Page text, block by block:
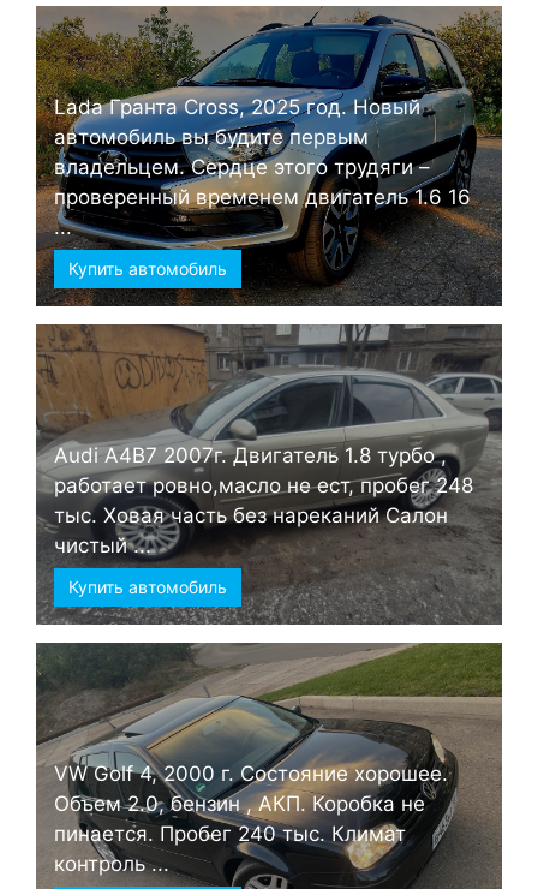
Lada Гранта Cross, 2025 год. Новый
автомобиль вы будите первым
владельцем. Сердце этого трудяги –
проверенный временем двигатель 1.6 16
...
Купить автомобиль
Audi А4B7 2007г. Двигатель 1.8 турбо ,
работает ровно,масло не ест, пробег 248
тыс. Ховая часть без нареканий Салон
чистый ...
Купить автомобиль
VW Golf 4, 2000 г. Состояние хорошее.
Объем 2.0, бензин , АКП. Коробка не
пинается. Пробег 240 тыс. Климат
контроль ...